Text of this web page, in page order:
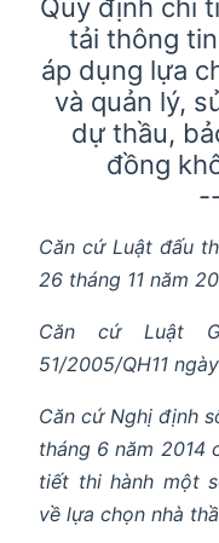
Quy định chi
tải thông
áp dụng lựa
và quản lý,
dự thầu,
đồng
Căn cứ Luật đấu
26 tháng 11 năm
Căn cứ Luật
51/2005/QH11
Căn cứ Nghị định
tháng 6 năm 2014
tiết thi hành một
về lựa chọn nhà